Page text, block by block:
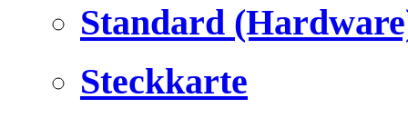
Standard
Steckkarte